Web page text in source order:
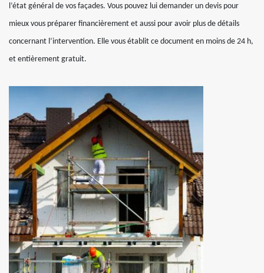
l’état général de vos façades. Vous pouvez lui demander un devis pour
mieux vous préparer financièrement et aussi pour avoir plus de détails
concernant l’intervention. Elle vous établit ce document en moins de 24 h,
et entièrement gratuit.